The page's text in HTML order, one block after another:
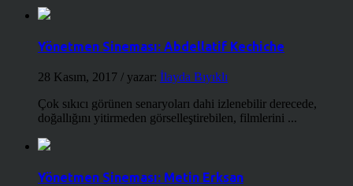
Yönetmen Sineması: Abdellatif Kechiche
28 Kasım, 2017 / yazar: İlayda Bıyıklı
Çok sıkıcı görünen senaryoları dahi izlenebilir derecede,
doğallığını yitirmeden görselleştirebilen, filmlerini ...
Yönetmen Sineması: Metin Erksan